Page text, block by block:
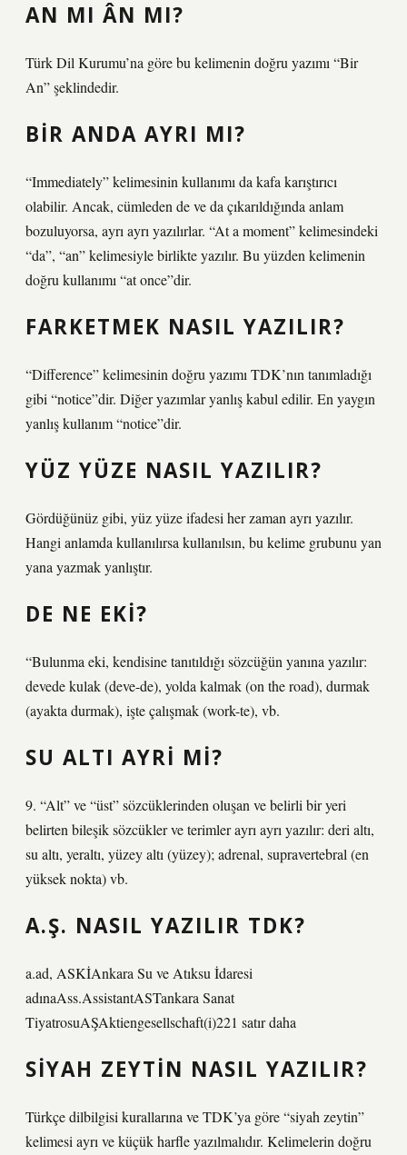
AN MI ÂN MI?
Türk Dil Kurumu’na göre bu kelimenin doğru yazımı “Bir
An” şeklindedir.
BIR ANDA AYRI MI?
“Immediately” kelimesinin kullanımı da kafa karıştırıcı
olabilir. Ancak, cümleden de ve da çıkarıldığında anlam
bozuluyorsa, ayrı ayrı yazılırlar. “At a moment” kelimesindeki
“da”, “an” kelimesiyle birlikte yazılır. Bu yüzden kelimenin
doğru kullanımı “at once”dir.
FARKETMEK NASIL YAZILIR?
“Difference” kelimesinin doğru yazımı TDK’nın tanımladığı
gibi “notice”dir. Diğer yazımlar yanlış kabul edilir. En yaygın
yanlış kullanım “notice”dir.
YÜZ YÜZE NASIL YAZILIR?
Gördüğünüz gibi, yüz yüze ifadesi her zaman ayrı yazılır.
Hangi anlamda kullanılırsa kullanılsın, bu kelime grubunu yan
yana yazmak yanlıştır.
DE NE EKI?
“Bulunma eki, kendisine tanıtıldığı sözcüğün yanına yazılır:
devede kulak (deve-de), yolda kalmak (on the road), durmak
(ayakta durmak), işte çalışmak (work-te), vb.
SU ALTI AYRI MI?
9. “Alt” ve “üst” sözcüklerinden oluşan ve belirli bir yeri
belirten bileşik sözcükler ve terimler ayrı ayrı yazılır: deri altı,
su altı, yeraltı, yüzey altı (yüzey); adrenal, supravertebral (en
yüksek nokta) vb.
A.Ş. NASIL YAZILIR TDK?
a.ad, ASKİAnkara Su ve Atıksu İdaresi
adınaAss.AssistantASTankara Sanat
TiyatrosuAŞAktiengesellschaft(i)221 satır daha
SIYAH ZEYTIN NASIL YAZILIR?
Türkçe dilbilgisi kurallarına ve TDK’ya göre “siyah zeytin”
kelimesi ayrı ve küçük harfle yazılmalıdır. Kelimelerin doğru